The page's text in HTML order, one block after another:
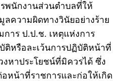
พนักงานส่วนตำบลที่ให้
ลความผิดทางวินัยอย่างร้าย
การ ป.ป.ช. เหตุแห่งการ
ติหรือละเว้นการปฏิบัติหน้าที่
หาประโยชน์ที่มิควรได้ ซึ่ง
หน้าที่ราชการและก่อให้เกิด